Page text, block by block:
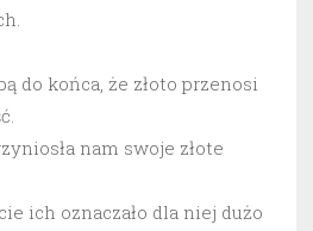
do końca, że złoto przenosi
nam swoje złote
ich oznaczało dla niej dużo